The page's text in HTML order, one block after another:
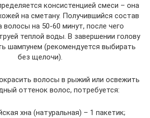
консистенцией смеси – она
на сметану. Получившийся состав
волосы на 50-60 минут, после чего
теплой воды. В завершении голову
шампунем (рекомендуется выбирать
без щелочи).
волосы в рыжий или освежить
оттенок волос, потребуется:
хна (натуральная) – 1 пакетик;